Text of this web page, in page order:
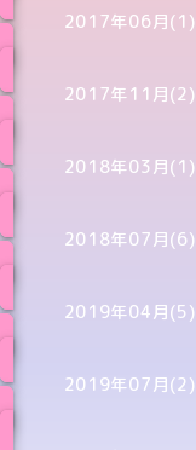
2017年06月(1)
2017年11月(2)
2018年03月(1)
2018年07月(6)
2019年04月(5)
2019年07月(2)